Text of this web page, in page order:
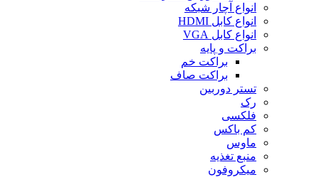
انواع آچار شبکه
انواع کابل HDMI
انواع کابل VGA
براکت و پایه
براکت خم
براکت صاف
تستر دوربین
رک
فلکسی
کم باکس
ماوس
منبع تغذیه
میکروفون